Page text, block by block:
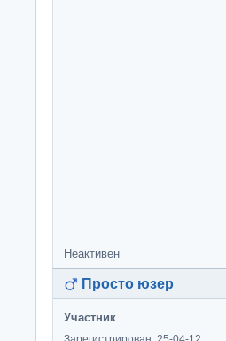
Неактивен
Просто юзер
Участник